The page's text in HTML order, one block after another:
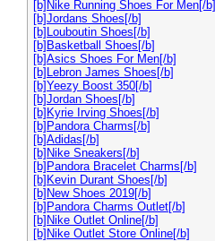
[b]Nike Running Shoes For Men[/b]
[b]Jordans Shoes[/b]
[b]Louboutin Shoes[/b]
[b]Basketball Shoes[/b]
[b]Asics Shoes For Men[/b]
[b]Lebron James Shoes[/b]
[b]Yeezy Boost 350[/b]
[b]Jordan Shoes[/b]
[b]Kyrie Irving Shoes[/b]
[b]Pandora Charms[/b]
[b]Adidas[/b]
[b]Nike Sneakers[/b]
[b]Pandora Bracelet Charms[/b]
[b]Kevin Durant Shoes[/b]
[b]New Shoes 2019[/b]
[b]Pandora Charms Outlet[/b]
[b]Nike Outlet Online[/b]
[b]Nike Outlet Store Online[/b]